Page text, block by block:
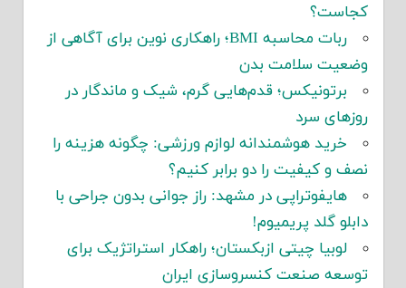
کجاست؟
ربات محاسبه BMI؛ راهکاری نوین برای آگاهی از
وضعیت سلامت بدن
برتونیکس؛ قدم‌هایی گرم، شیک و ماندگار در
روزهای سرد
خرید هوشمندانه لوازم ورزشی: چگونه هزینه را
نصف و کیفیت را دو برابر کنیم؟
هایفوتراپی در مشهد: راز جوانی بدون جراحی با
دابلو گلد پریمیوم!
لوبیا چیتی ازبکستان؛ راهکار استراتژیک برای
توسعه صنعت کنسروسازی ایران